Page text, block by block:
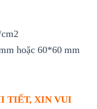
hoặc 60*60 mm
TIẾT, XIN VUI